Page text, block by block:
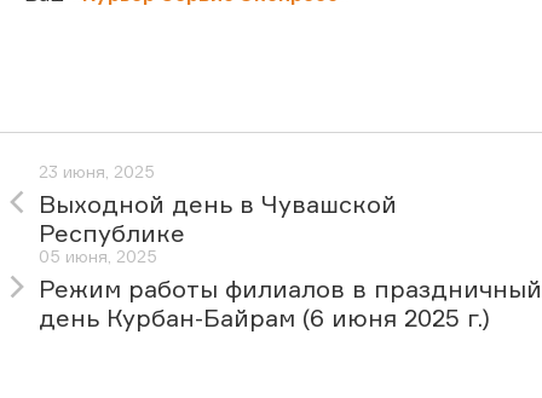
23 июня, 2025
Выходной день в Чувашской
Республике
05 июня, 2025
Режим работы филиалов в праздничный
день Курбан-Байрам (6 июня 2025 г.)